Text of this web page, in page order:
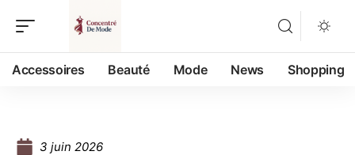
Accessoires Beauté Mode News Shopping
3 juin 2026